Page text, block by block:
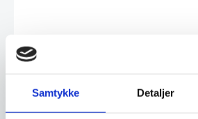
Samtykke Detaljer
Leveringsmetode
Altid god kvalitet, se her